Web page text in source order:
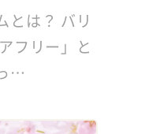
とは？ バリ
フリー」と
…